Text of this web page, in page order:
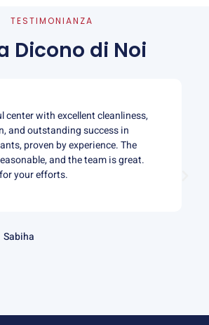
TESTIMONIANZA
Dicono di Noi
center with excellent cleanliness,
and outstanding success in
proven by experience. The
and the team is great.
your efforts.
Sabiha